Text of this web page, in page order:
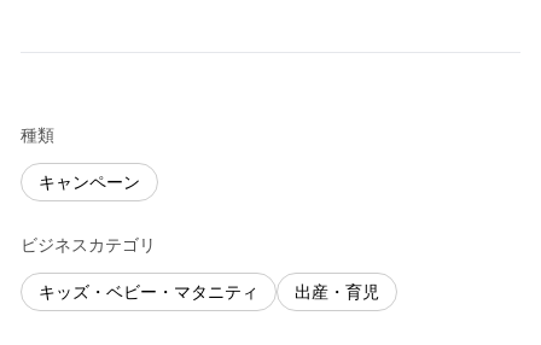
種類
キャンペーン
ビジネスカテゴリ
キッズ・ベビー・マタニティ 出産・育児